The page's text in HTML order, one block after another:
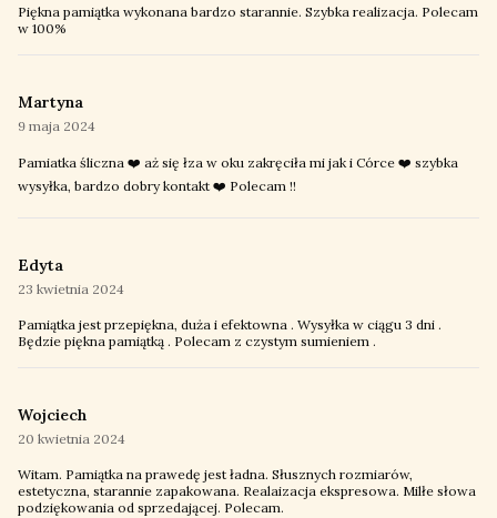
Piękna pamiątka wykonana bardzo starannie. Szybka realizacja. Polecam
w 100%
Martyna
9 maja 2024
Pamiatka śliczna ❤️ aż się łza w oku zakręciła mi jak i Córce ❤️ szybka
wysyłka, bardzo dobry kontakt ❤️ Polecam !!
Edyta
23 kwietnia 2024
Pamiątka jest przepiękna, duża i efektowna . Wysyłka w ciągu 3 dni .
Będzie piękna pamiątką . Polecam z czystym sumieniem .
Wojciech
20 kwietnia 2024
Witam. Pamiątka na prawedę jest ładna. Słusznych rozmiarów,
estetyczna, starannie zapakowana. Realaizacja ekspresowa. Milłe słowa
podziękowania od sprzedającej. Polecam.